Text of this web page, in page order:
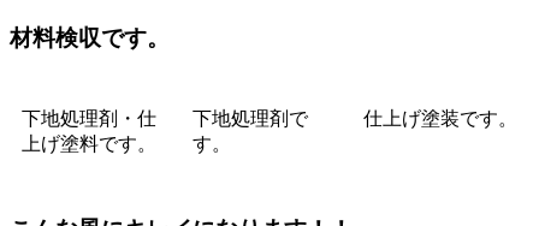
材料検収です。
下地処理剤・仕
上げ塗料です。
下地処理剤で
す。
仕上げ塗装です。